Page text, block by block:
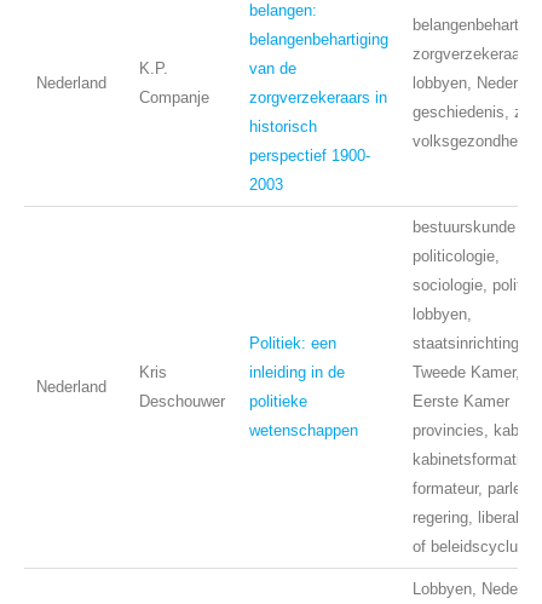
Nederland
K.P.
Companje
belangen:
belangenbehartiging
van de
zorgverzekeraars in
historisch
perspectief 1900-
2003
zorgverzekeraars,
lobbyen,
geschiedenis,
volksgezondheid
Nederland
Kris
Deschouwer
Politiek: een
inleiding in de
politieke
wetenschappen
bestuurskunde en
politicologie,
sociologie,
lobbyen,
staatsinrichting,
Tweede Kamer,
Eerste Kamer
provincies,
kabinetsformatie,
formateur,
regering,
of beleidscyclus
Lobbyen,